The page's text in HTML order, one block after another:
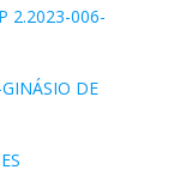
2.2023-006-
DE